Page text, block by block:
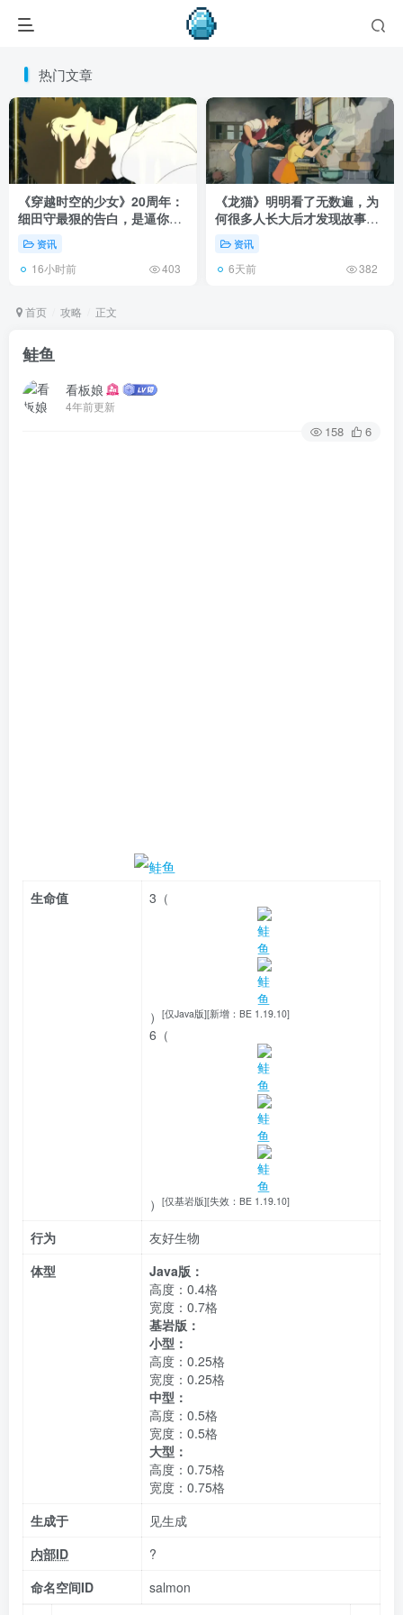
热门文章
《穿越时空的少女》20周年：
细田守最狠的告白，是逼你承
认有些夏天回不去了！
资讯
16小时前 403
《龙猫》明明看了无数遍，为
何很多人长大后才发现故事根
本不在 1988 年！
资讯
6天前 382
首页 攻略 正文
鲑鱼
看板娘
4年前更新
158 6
生命值 3（
） [仅Java版][新增： BE 1.19.10]
6（
） [仅基岩版][失效： BE 1.19.10]
行为
友好生物
体型
Java版：
高度：0.4格
宽度：0.7格
基岩版：
小型：
高度：0.25格
宽度：0.25格
中型：
高度：0.5格
宽度：0.5格
大型：
高度：0.75格
宽度：0.75格
生成于
见生成
内部ID
?
命名空间ID
salmon